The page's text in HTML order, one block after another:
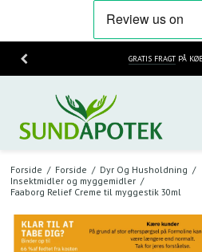
HURTIG
Forside / Forside / Dyr Og Husholdning /
Insektmidler og myggemidler /
Faaborg Relief Creme til myggestik 30ml